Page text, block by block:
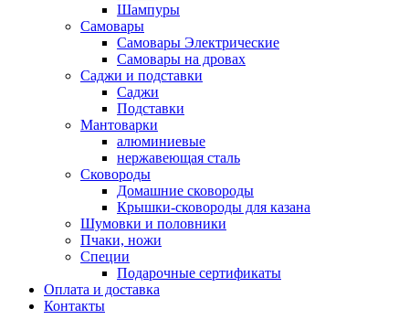
Шампуры
Самовары
Самовары Электрические
Самовары на дровах
Саджи и подставки
Саджи
Подставки
Мантоварки
алюминиевые
нержавеющая сталь
Сковороды
Домашние сковороды
Крышки-сковороды для казана
Шумовки и половники
Пчаки, ножи
Специи
Подарочные сертификаты
Оплата и доставка
Контакты